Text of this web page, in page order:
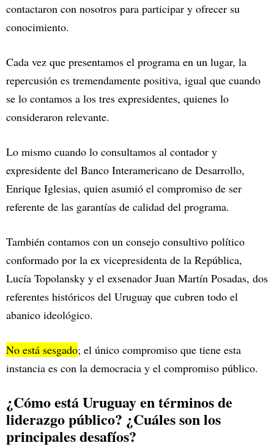
contactaron con nosotros para participar y ofrecer su
conocimiento.
Cada vez que presentamos el programa en un lugar, la
repercusión es tremendamente positiva, igual que cuando
se lo contamos a los tres expresidentes, quienes lo
consideraron relevante.
Lo mismo cuando lo consultamos al contador y
expresidente del Banco Interamericano de Desarrollo,
Enrique Iglesias, quien asumió el compromiso de ser
referente de las garantías de calidad del programa.
También contamos con un consejo consultivo político
conformado por la ex vicepresidenta de la República,
Lucía Topolansky y el exsenador Juan Martín Posadas, dos
referentes históricos del Uruguay que cubren todo el
abanico ideológico.
No está sesgado; el único compromiso que tiene esta
instancia es con la democracia y el compromiso público.
¿Cómo está Uruguay en términos de
liderazgo público? ¿Cuáles son los
principales desafíos?